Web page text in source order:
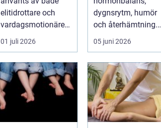
elitidrottare och
vardagsmotionärer
för...
01 juli 2026
välbefinnande
dygnsrytm, humör
och återhämtning.
Under senare år har
en ny typ av prod...
05 juni 2026